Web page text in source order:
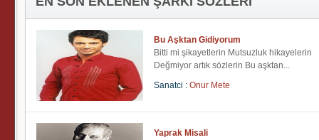
Bu Aşktan Gidiyorum
Bitti mi şikayetlerin Mutsuzluk hikayelerin
Değmiyor artık sözlerin Bu aşktan...
Sanatci : Onur Mete
Yaprak Misali